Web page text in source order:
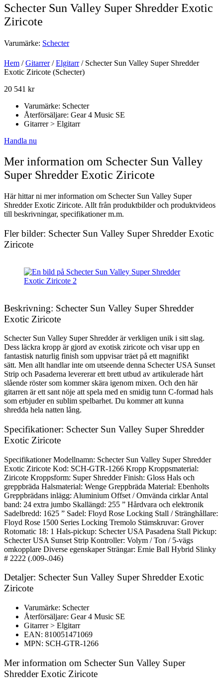
Schecter Sun Valley Super Shredder Exotic
Ziricote
Varumärke: Schecter
Hem /Gitarrer/Elgitarr/ Schecter Sun Valley Super Shredder
Exotic Ziricote (Schecter)
20 541 kr
Varumärke: Schecter
Återförsäljare: Gear 4 Music SE
Gitarrer > Elgitarr
Handla nu
Mer information om Schecter Sun Valley
Super Shredder Exotic Ziricote
Här hittar ni mer information om Schecter Sun Valley Super
Shredder Exotic Ziricote. Allt från produktbilder och produktvideos
till beskrivningar, specifikationer m.m.
Fler bilder: Schecter Sun Valley Super Shredder Exotic
Ziricote
Beskrivning: Schecter Sun Valley Super Shredder
Exotic Ziricote
Schecter Sun Valley Super Shredder är verkligen unik i sitt slag.
Dess läckra kropp är gjord av exotisk ziricote och visar upp en
fantastisk naturlig finish som uppvisar träet på ett magnifikt
sätt. Men allt handlar inte om utseende denna Schecter USA Sunset
Strip och Pasaderna levererar ett brett utbud av artikulerade hårt
slående röster som kommer skära igenom mixen. Och den här
gitarren är ett sant nöje att spela med en smidig tunn C-formad hals
som erbjuder en sublim spelbarhet. Du kommer att kunna
shredda hela natten lång.
Specifikationer: Schecter Sun Valley Super Shredder
Exotic Ziricote
Specifikationer Modellnamn: Schecter Sun Valley Super Shredder
Exotic Ziricote Kod: SCH-GTR-1266 Kropp Kroppsmaterial:
Ziricote Kroppsform: Super Shredder Finish: Gloss Hals och
greppbräda Halsmaterial: Wenge Greppbräda Material: Ebenholts
Greppbrädans inlägg: Aluminium Offset / Omvända cirklar Antal
band: 24 extra jumbo Skallängd: 255 ” Hårdvara och elektronik
Sadelbredd: 1625 ” Sadel: Floyd Rose Locking Stall / Stränghållare:
Floyd Rose 1500 Series Locking Tremolo Stämskruvar: Grover
Rotomatic 18: 1 Hals-pickup: Schecter USA Pasadena Stall Pickup:
Schecter USA Sunset Strip Kontroller: Volym / Ton / 5-vägs
omkopplare Diverse egenskaper Strängar: Ernie Ball Hybrid Slinky
# 2222 (.009-.046)
Detaljer: Schecter Sun Valley Super Shredder Exotic
Ziricote
Varumärke: Schecter
Återförsäljare: Gear 4 Music SE
Gitarrer > Elgitarr
EAN: 810051471069
MPN: SCH-GTR-1266
Mer information om Schecter Sun Valley Super
Shredder Exotic Ziricote